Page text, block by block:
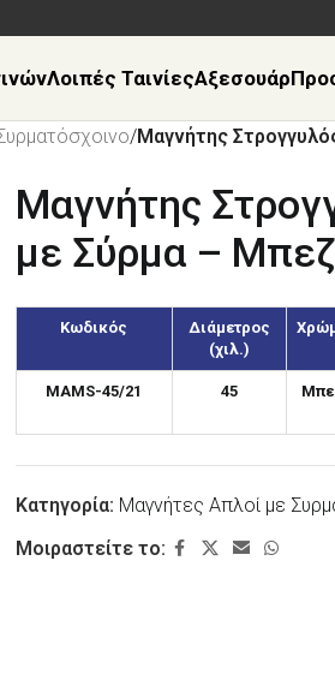
Λοιπές ΤαινίεςΑξεσουάρ
/Μαγνήτης
Μαγνήτης
με Σύρμα – Μπεζ
Κωδικός
Διάμετρος
(χιλ.)
MAMS-45/21 45
Κατηγορία: Μαγνήτες Απλοί με
Μοιραστείτε το: